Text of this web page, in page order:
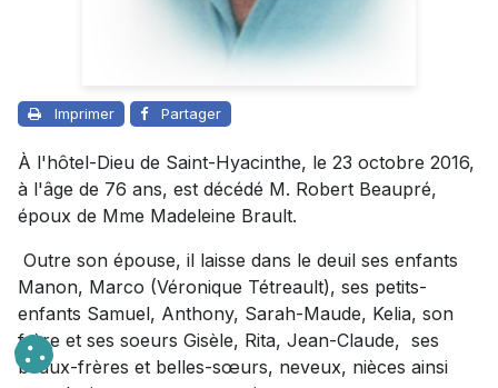
Imprimer Partager
À l'hôtel-Dieu de Saint-Hyacinthe, le 23 octobre 2016,
à l'âge de 76 ans, est décédé M. Robert Beaupré,
époux de Mme Madeleine Brault.
Outre son épouse, il laisse dans le deuil ses enfants
Manon, Marco (Véronique Tétreault), ses petits-
enfants Samuel, Anthony, Sarah-Maude, Kelia, son
frère et ses soeurs Gisèle, Rita, Jean-Claude, ses
beaux-frères et belles-sœurs, neveux, nièces ainsi